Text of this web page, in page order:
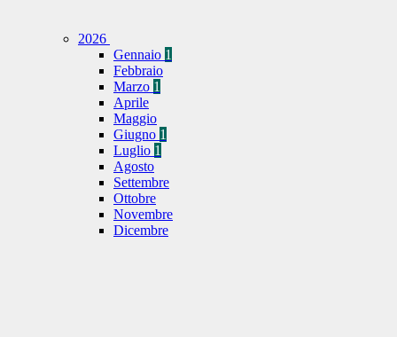
2026
Gennaio 1
Febbraio
Marzo 1
Aprile
Maggio
Giugno 1
Luglio 1
Agosto
Settembre
Ottobre
Novembre
Dicembre